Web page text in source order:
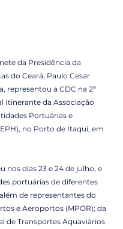
da Presidência da
do Ceará, Paulo Cesar
representou a CDC na 2ª
Itinerante da Associação
Portuárias e
no Porto de Itaqui, em
nos dias 23 e 24 de julho, e
portuárias de diferentes
de representantes do
e Aeroportos (MPOR); da
de Transportes Aquaviários